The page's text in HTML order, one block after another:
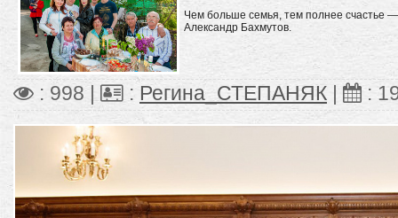
Чем больше семья, тем полнее счастье —
Александр Бахмутов.
: 998 | : Регина_СТЕПАНЯК :